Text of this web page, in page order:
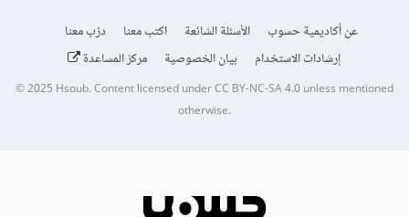
عن أكاديمية حسوب الأسئلة الشائعة اكتب معنا
درّب معنا
إرشادات الاستخدام
بيان الخصوصية مركز المساعدة
© 2025Hsoub.Content licensed underCC BY-NC-SA 4.0unless mentioned
otherwise.